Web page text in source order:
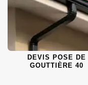
DEVIS POSE DE
GOUTTIÈRE 40